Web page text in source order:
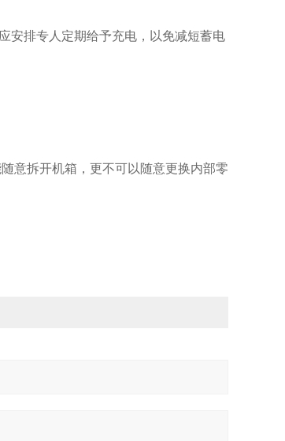
安排专人定期给予充电，以免减短蓄电
意拆开机箱，更不可以随意更换内部零